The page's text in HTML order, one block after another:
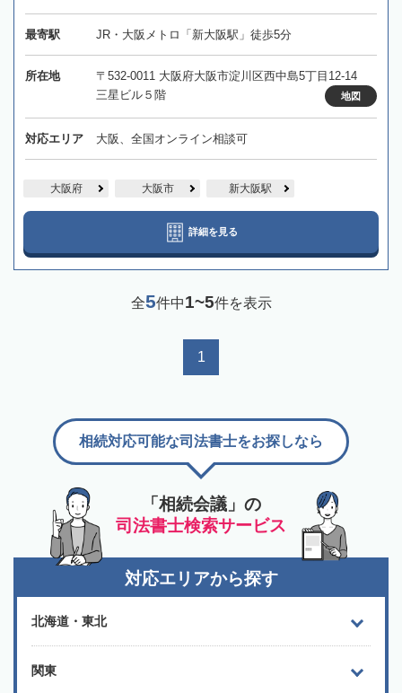
最寄駅 JR・大阪メトロ「新大阪駅」徒歩5分
所在地
〒532-0011 大阪府大阪市淀川区西中島5丁目12-14
三星ビル５階
地図
対応エリア 大阪、全国オンライン相談可
大阪府 大阪市 新大阪駅
詳細を見る
全5件中1~5件を表示
1
「相続会議」の
司法書士検索サービス
相続対応可能な司法書士をお探しなら
対応エリアから探す
北海道・東北
関東